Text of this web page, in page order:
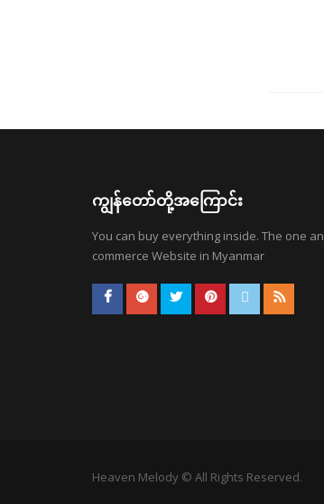
ကျွန်တော်တို့အကြောင်း
You can buy everything inside. The one
commerce Website in Myanmar
Heaven Melody © All Rights Reserved.